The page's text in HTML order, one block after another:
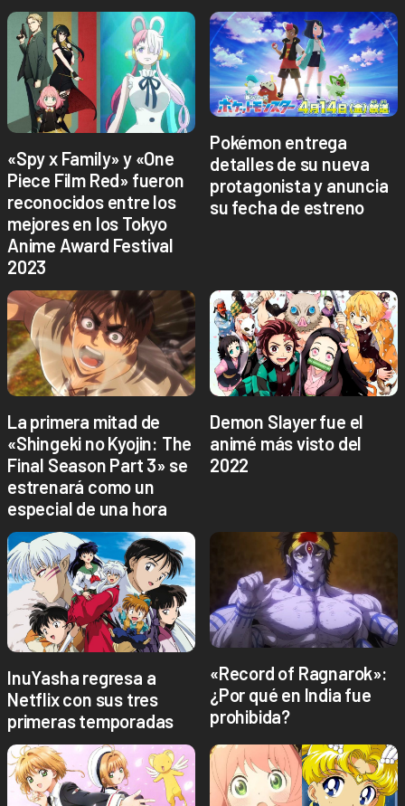
«Spy x Family» y «One
Piece Film Red» fueron
reconocidos entre los
mejores en los Tokyo
Anime Award Festival
2023
Pokémon entrega
detalles de su nueva
protagonista y anuncia
su fecha de estreno
La primera mitad de
«Shingeki no Kyojin: The
Final Season Part 3» se
estrenará como un
especial de una hora
Demon Slayer fue el
animé más visto del
2022
InuYasha regresa a
Netflix con sus tres
primeras temporadas
«Record of Ragnarok»:
¿Por qué en India fue
prohibida?